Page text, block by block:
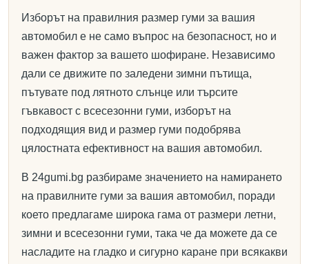
Изборът на правилния размер гуми за вашия
автомобил е не само въпрос на безопасност, но и
важен фактор за вашето шофиране. Независимо
дали се движите по заледени зимни пътища,
пътувате под лятното слънце или търсите
гъвкавост с всесезонни гуми, изборът на
подходящия вид и размер гуми подобрява
цялостната ефективност на вашия автомобил.
В 24gumi.bg разбираме значението на намирането
на правилните гуми за вашия автомобил, поради
което предлагаме широка гама от размери летни,
зимни и всесезонни гуми, така че да можете да се
насладите на гладко и сигурно каране при всякакви